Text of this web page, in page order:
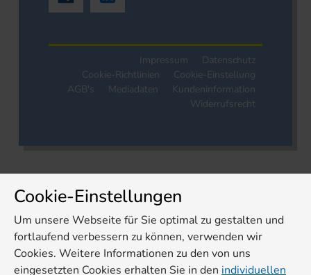
Impressum
Datenschutz
Cookie-Richtlinien
Cookie-Einstellung
AGB's
Mediadaten
Kundeninformation
Widerrufsrecht
Cookie-Einstellungen
Um unsere Webseite für Sie optimal zu gestalten und
fortlaufend verbessern zu können, verwenden wir
Cookies. Weitere Informationen zu den von uns
eingesetzten Cookies erhalten Sie in den individuellen